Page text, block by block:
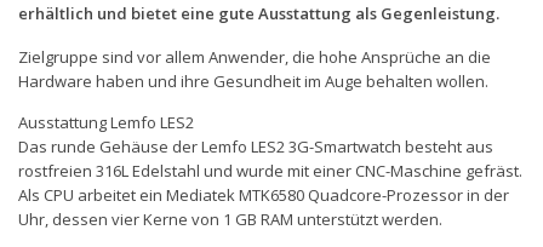
Flatrate-Prepaidtarife
Mobilfunk-Vergleichsrechner
Mobilfunk-Tarifrechner
Flatrate-Datentarife
erhältlich und bietet eine gute Ausstattung als Gegenleistung.
Zielgruppe sind vor allem Anwender, die hohe Ansprüche an die
Hardware haben und ihre Gesundheit im Auge behalten wollen.
Ausstattung Lemfo LES2
Das runde Gehäuse der Lemfo LES2 3G-Smartwatch besteht aus
rostfreien 316L Edelstahl und wurde mit einer CNC-Maschine gefräst.
Als CPU arbeitet ein Mediatek MTK6580 Quadcore-Prozessor in der
Uhr, dessen vier Kerne von 1 GB RAM unterstützt werden.